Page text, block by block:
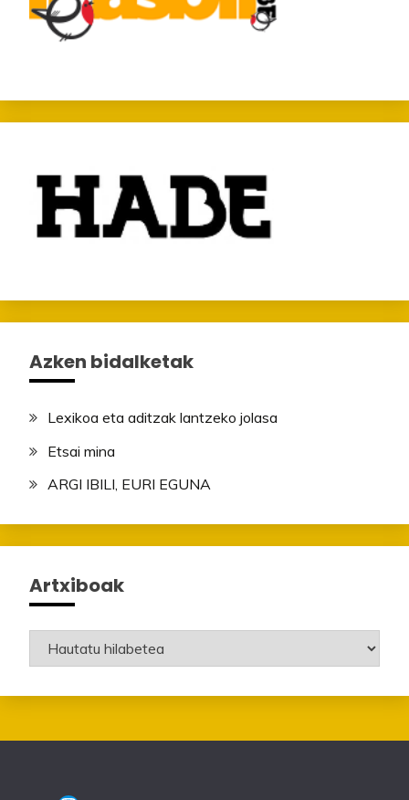
Azken bidalketak
Lexikoa eta aditzak lantzeko jolasa
Etsai mina
ARGI IBILI, EURI EGUNA
Artxiboak
Artxiboak